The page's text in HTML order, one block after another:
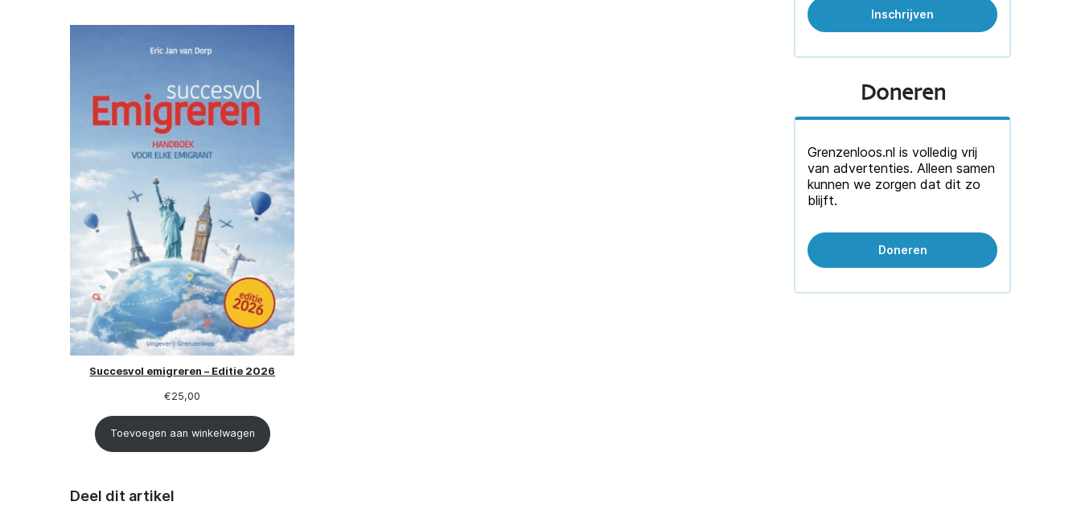
Succesvol emigreren – Editie 2026
€25,00
Toevoegen aan winkelwagen
Deel dit artikel
Doneren
Grenzenloos.nl is volledig vrij
van advertenties. Alleen samen
kunnen we zorgen dat dit zo
blijft.
Doneren